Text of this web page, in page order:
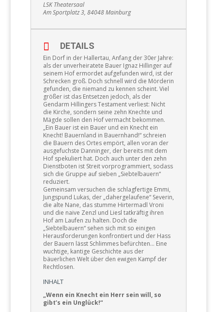
LSK Theatersaal
Am Sportplatz 3, 84048 Mainburg
DETAILS
Ein Dorf in der Hallertau, Anfang der 30er Jahre:
als der unverheiratete Bauer Ignaz Hillinger auf
seinem Hof ermordet aufgefunden wird, ist der
Schrecken groß. Doch schnell wird die Mörderin
gefunden, die niemand zu kennen scheint. Viel
größer ist das Entsetzen jedoch, als der
Gendarm Hillingers Testament verliest: Nicht
die Kirche, sondern seine zehn Knechte und
Mägde sollen den Hof vermacht bekommen.
„Ein Bauer ist ein Bauer und ein Knecht ein
Knecht! Bauernland in Bauernhand!“ schreien
die Bauern des Ortes empört, allen voran der
ausgefuchste Danninger, der bereits mit dem
Hof spekuliert hat. Doch auch unter den zehn
Dienstboten ist Streit vorprogrammiert, sodass
sich die Gruppe auf sieben „Siebtelbauern“
reduziert.
Gemeinsam versuchen die schlagfertige Emmi,
Jungspund Lukas, der „dahergelaufene“ Severin,
die alte Nane, das stumme Hirtermadl Vroni
und die naive Zenzl und Liesl tatkräftig ihren
Hof am Laufen zu halten. Doch die
„Siebtelbauern“ sehen sich mit so einigen
Herausforderungen konfrontiert und der Hass
der Bauern lässt Schlimmes befürchten… Eine
wuchtige, kantige Geschichte aus der
bäuerlichen Welt über den ewigen Kampf der
Rechtlosen.
INHALT
„Wenn ein Knecht ein Herr sein will, so
gibt’s ein Unglück!“